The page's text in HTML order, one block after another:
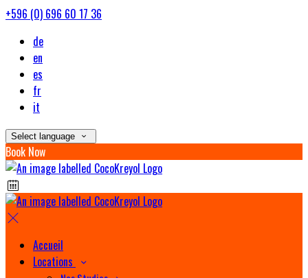
+596 (0) 696 60 17 36
de
en
es
fr
it
Select language
Book Now
Accueil
Locations